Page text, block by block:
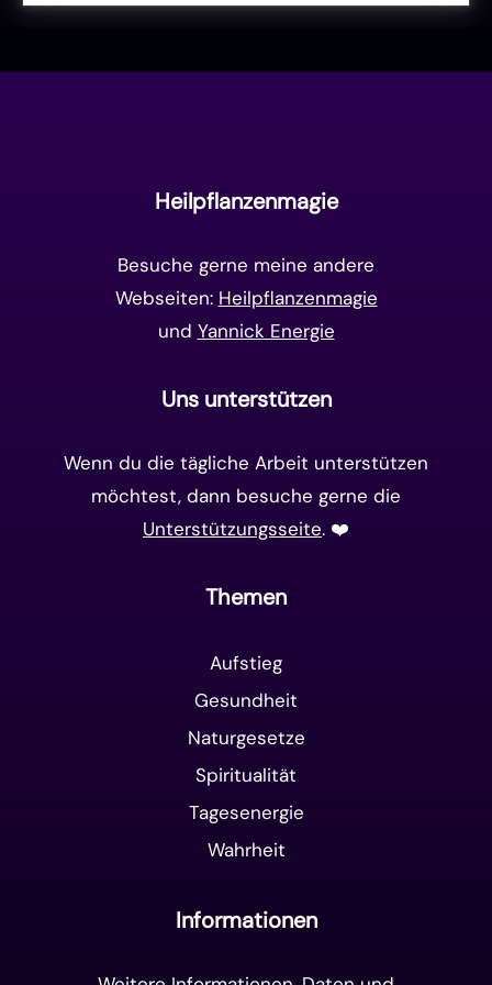
Heilpflanzenmagie
Besuche gerne meine andere
Webseiten: Heilpflanzenmagie
und Yannick Energie
Uns unterstützen
Wenn du die tägliche Arbeit unterstützen
möchtest, dann besuche gerne die
Unterstützungsseite. ❤️️
Themen
Aufstieg
Gesundheit
Naturgesetze
Spiritualität
Tagesenergie
Wahrheit
Informationen